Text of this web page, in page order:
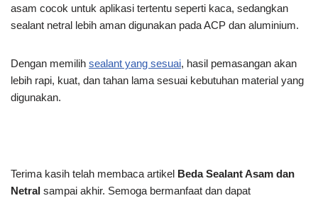
asam cocok untuk aplikasi tertentu seperti kaca, sedangkan
sealant netral lebih aman digunakan pada ACP dan aluminium.
Dengan memilih sealant yang sesuai, hasil pemasangan akan
lebih rapi, kuat, dan tahan lama sesuai kebutuhan material yang
digunakan.
Terima kasih telah membaca artikel Beda Sealant Asam dan
Netral sampai akhir. Semoga bermanfaat dan dapat